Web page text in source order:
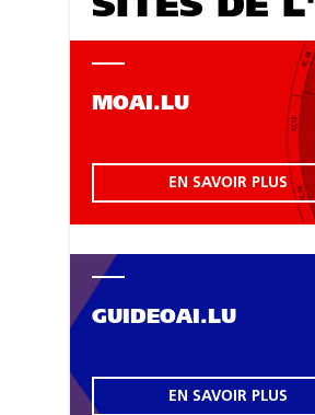
SITES DE
MOAI.LU
EN SAVOIR PLUS
GUIDEOAI.LU
EN SAVOIR PLUS